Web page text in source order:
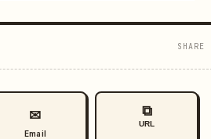
SHARE
✉
Email
⧉
URL